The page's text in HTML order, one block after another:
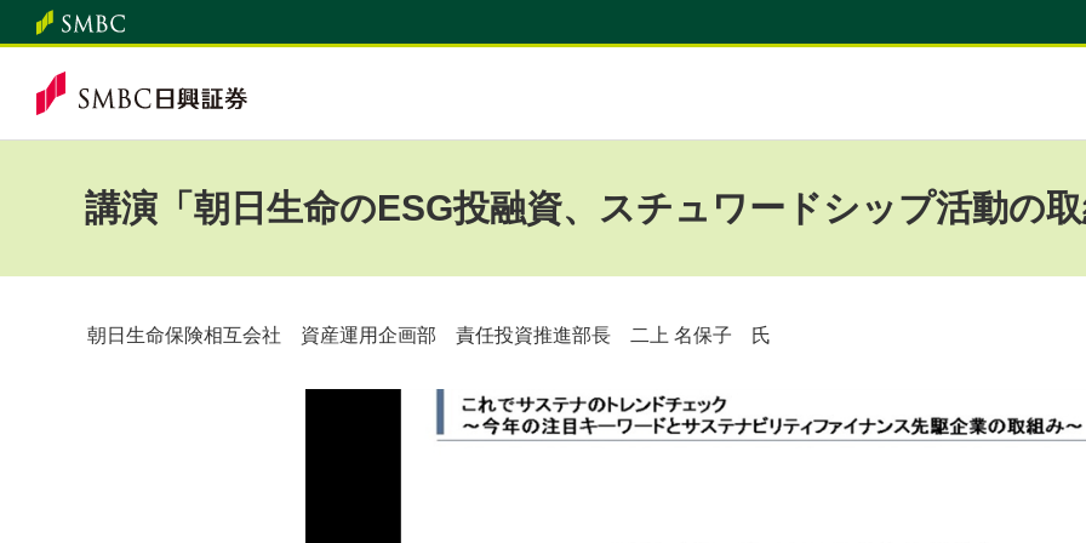
講演「朝日生命のESG投融資、スチュワードシップ活動の
朝日生命保険相互会社 資産運用企画部 責任投資推進部長 二上 名保子 氏